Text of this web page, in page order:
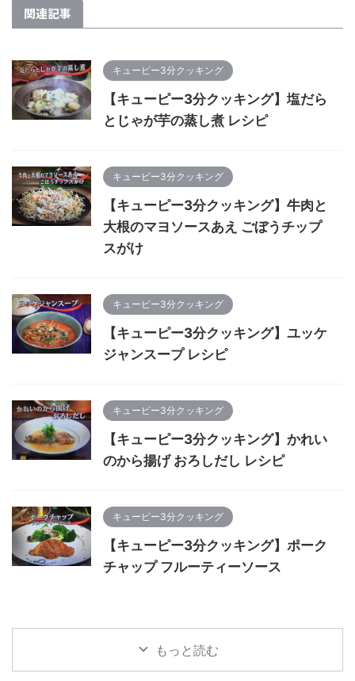
関連記事
キューピー3分クッキング
【キューピー3分クッキング】塩だら
とじゃが芋の蒸し煮 レシピ
キューピー3分クッキング
【キューピー3分クッキング】牛肉と
大根のマヨソースあえ ごぼうチップ
スがけ
キューピー3分クッキング
【キューピー3分クッキング】ユッケ
ジャンスープ レシピ
キューピー3分クッキング
【キューピー3分クッキング】かれい
のから揚げ おろしだし レシピ
キューピー3分クッキング
【キューピー3分クッキング】ポーク
チャップ フルーティーソース
もっと読む